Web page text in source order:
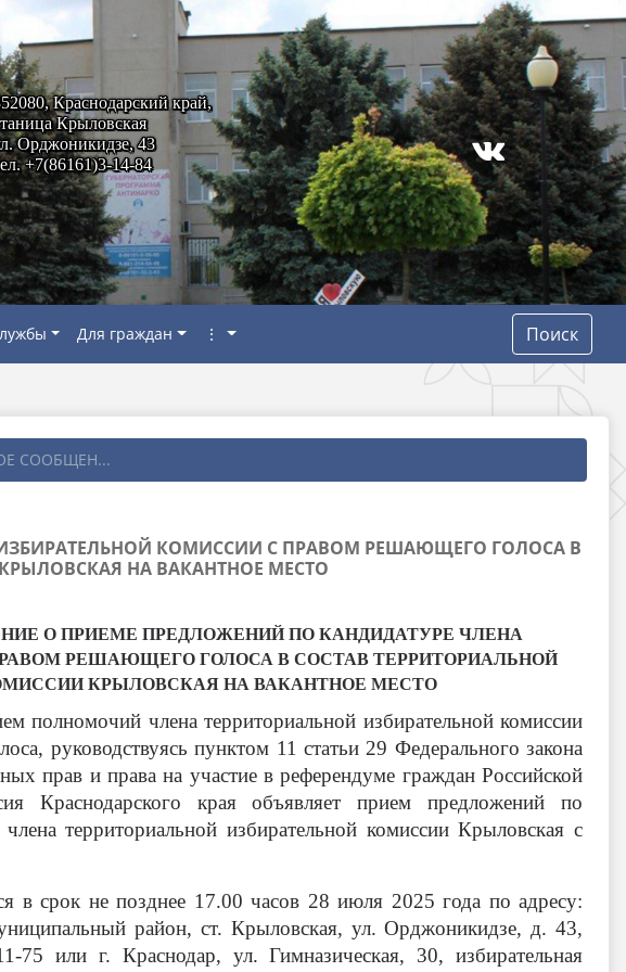
Краснодарский край,
Крыловская
Орджоникидзе, 43
+7(86161)3-14-84
Для граждан ⋮ Поиск
СООБЩЕН...
КОМИССИИ С ПРАВОМ РЕШАЮЩЕГО ГОЛОСА В
НА ВАКАНТНОЕ МЕСТО
О ПРИЕМЕ ПРЕДЛОЖЕНИЙ ПО КАНДИДАТУРЕ ЧЛЕНА
РЕШАЮЩЕГО ГОЛОСА В СОСТАВ ТЕРРИТОРИАЛЬНОЙ
КРЫЛОВСКАЯ НА ВАКАНТНОЕ МЕСТО
полномочий члена территориальной избирательной комиссии
руководствуясь пунктом 11 статьи 29 Федерального закона
прав и права на участие в референдуме граждан Российской
Краснодарского края объявляет прием предложений по
территориальной избирательной комиссии Крыловская с
в срок не позднее 17.00 часов 28 июля 2025 года по адресу:
район, ст. Крыловская, ул. Орджоникидзе, д. 43,
75 или г. Краснодар, ул. Гимназическая, 30, избирательная